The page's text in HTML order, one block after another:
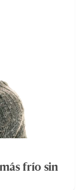
frío sin